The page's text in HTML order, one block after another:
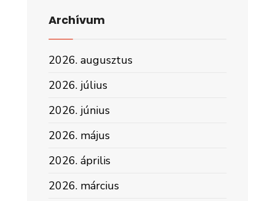
Archívum
2026. augusztus
2026. július
2026. június
2026. május
2026. április
2026. március